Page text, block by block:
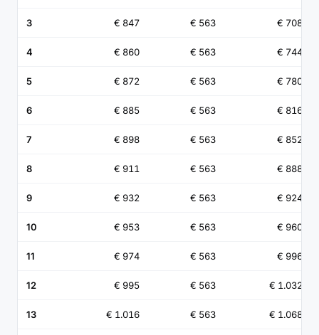
3 € 847 € 563 € 708
4 € 860 € 563 € 744
5 € 872 € 563 € 780
6 € 885 € 563 € 816
7 € 898 € 563 € 852
8 € 911 € 563 € 888
9 € 932 € 563 € 924
10 € 953 € 563 € 960
11 € 974 € 563 € 996
12 € 995 € 563 € 1.032
13 € 1.016 € 563 € 1.068